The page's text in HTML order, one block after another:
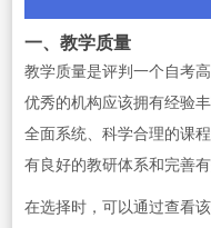
一、教学质量
教学质量是评判一个自考
优秀的机构应该拥有经验
全面系统、科学合理的课
有良好的教研体系和完善有
在选择时，可以通过查看